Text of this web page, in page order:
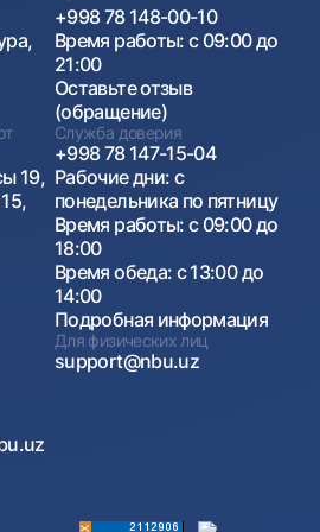
+998 78 148-00-10
Время работы: с 09:00 до
21:00
Оставьте отзыв
(обращение)
19,
Служба доверия
+998 78 147-15-04
Рабочие дни: с
понедельника по пятницу
Время работы: с 09:00 до
18:00
Время обеда: с 13:00 до
14:00
Подробная информация
Для физических лиц
support@nbu.uz